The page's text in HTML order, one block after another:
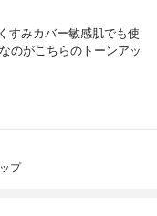
みカバー敏感肌でも使
のがこちらのトーンアッ
プ